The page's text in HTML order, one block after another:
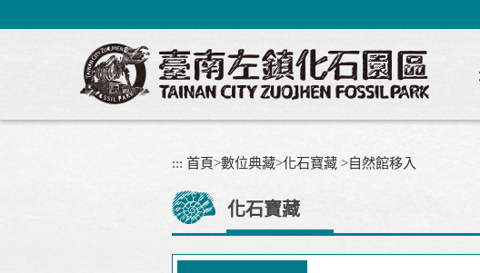
到
區
::: 首頁>數位典藏>化石寶藏 >自然館移入
化石寶藏